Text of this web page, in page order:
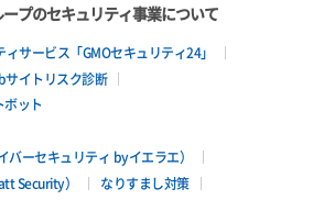
プのセキュリティ事業について
サービス「GMOセキュリティ24」
サイトリスク診断
ボット
ーセキュリティ byイエラエ）
Security）
なりすまし対策